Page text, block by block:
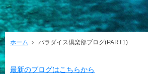
ホーム パラダイス倶楽部ブログ(PART1)
最新のブログはこちらから